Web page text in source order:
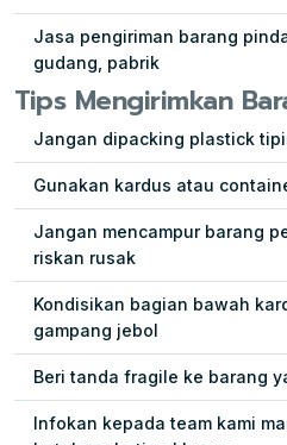
Jasa pengiriman barang
gudang, pabrik
Tips Mengirimkan
Jangan dipacking plastick
Gunakan kardus atau
Jangan mencampur barang
riskan rusak
Kondisikan bagian bawah
gampang jebol
Beri tanda fragile ke barang
Infokan kepada team kami